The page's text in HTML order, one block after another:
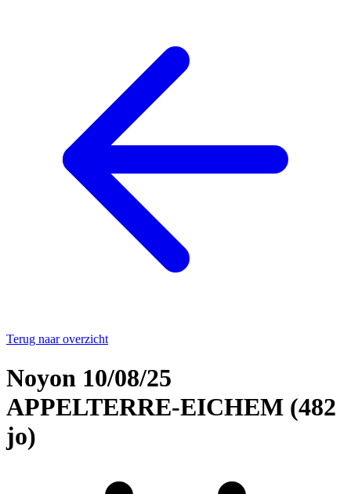
Terug naar overzicht
Noyon 10/08/25
APPELTERRE-EICHEM (482
jo)